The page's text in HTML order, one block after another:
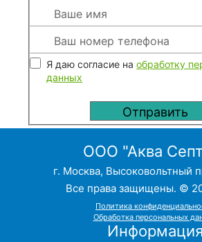
Я даю согласие наобработку
данных
ООО "Аква
г. Москва, Высоковольтный
Все права защищены. ©
Политика
Обработка персональных
Информация